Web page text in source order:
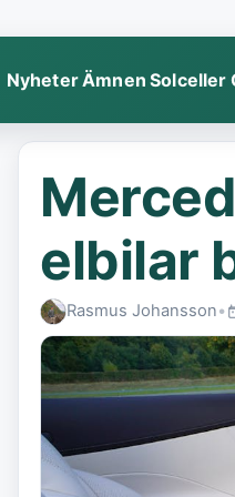
NyheterÄmnen Solceller
elbilar
Rasmus Johansson•